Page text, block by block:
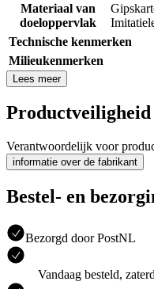
Materiaal van
doeloppervlak
Technische kenmerken
Milieukenmerken
Lees meer
Productveiligheid
Verantwoordelijk voor
informatie over de fabrikant
Bestel- en
Bezorgd door PostNL
Vandaag besteld,